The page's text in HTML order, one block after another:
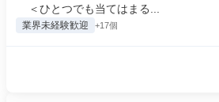
＜ひとつでも当てはまる...
業界未経験歓迎 +17個